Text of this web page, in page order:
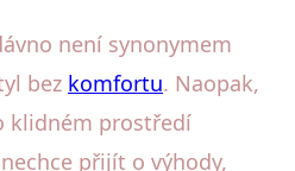
není synonymem
bez komfortu. Naopak,
klidném prostředí
přijít o výhody,